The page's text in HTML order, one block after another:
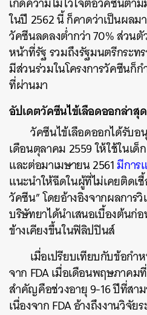
ในปี 2562 นี้ ก็คาดว่าเป็นผลม
วัคซีนลดลงต่ำกว่า 70% ส่วน
หน้าที่รัฐ รวมถึงรัฐมนตรีกระ
มีส่วนร่วมในโครงการวัคซีนก็ก
ที่ผ่านมา
อัปเดตวัคซีนไข้เลือดออกล่าสุด
วัคซีนไข้เลือดออกได้รับอ
เดือนตุลาคม 2559 ให้ใช้ในเ
และต่อมาเมษายน 2561มีการ
แนะนำให้ฉีดในผู้ที่ไม่เคยติดเ
วัคซีน” โดยอ้างอิงจากผลการ
บริษัทยาได้นำเสนอเบื้องต้นก่
ข้างเคียงขึ้นในฟิลิปปินส์
เมื่อเปรียบเทียบกับข้อกำ
จาก FDA เมื่อเดือนพฤษภาค
สำคัญคือช่วงอายุ 9-16 ปีที่สา
เนื่องจาก FDA อ้างถึงงานวิจั